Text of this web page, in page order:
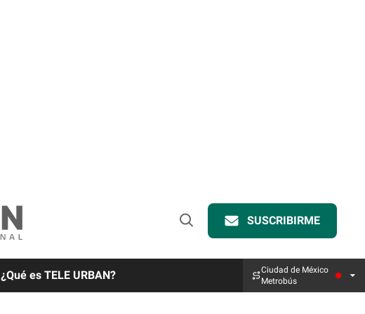
Open
SUSCRIBIRME
¿Qué es TELE URBAN?
Ciudad de México
Metrobús